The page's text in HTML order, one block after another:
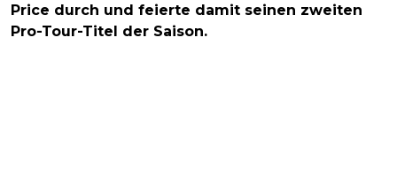
Price durch und feierte damit seinen zweiten
Pro-Tour-Titel der Saison.